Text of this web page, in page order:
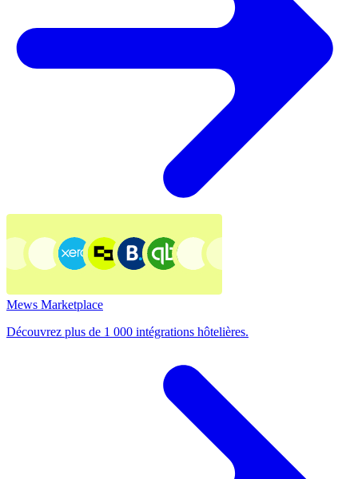
Mews Marketplace
Découvrez plus de 1 000 intégrations hôtelières.